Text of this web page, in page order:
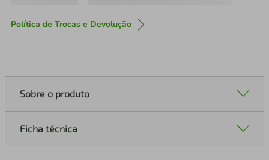
Política de Trocas e Devolução
Sobre o produto
Ficha técnica